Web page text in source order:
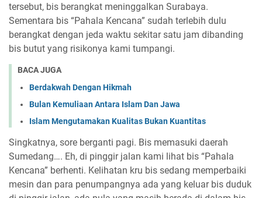
tersebut, bis berangkat meninggalkan Surabaya.
Sementara bis “Pahala Kencana” sudah terlebih dulu
berangkat dengan jeda waktu sekitar satu jam dibanding
bis butut yang risikonya kami tumpangi.
BACA JUGA
Berdakwah Dengan Hikmah
Bulan Kemuliaan Antara Islam Dan Jawa
Islam Mengutamakan Kualitas Bukan Kuantitas
Singkatnya, sore berganti pagi. Bis memasuki daerah
Sumedang…. Eh, di pinggir jalan kami lihat bis “Pahala
Kencana” berhenti. Kelihatan kru bis sedang memperbaiki
mesin dan para penumpangnya ada yang keluar bis duduk